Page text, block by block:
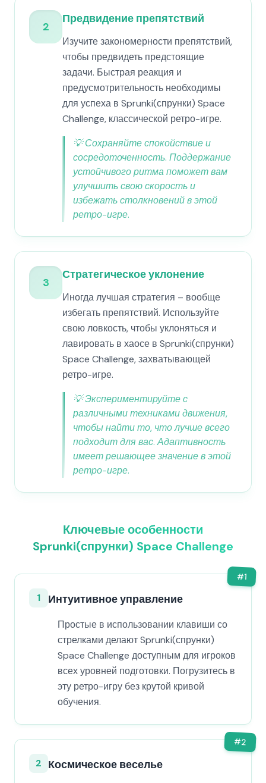
2
Предвидение препятствий
Изучите закономерности препятствий,
чтобы предвидеть предстоящие
задачи. Быстрая реакция и
предусмотрительность необходимы
для успеха в Sprunki(спрунки) Space
Challenge, классической ретро-игре.
💡Сохраняйте спокойствие и
сосредоточенность. Поддержание
устойчивого ритма поможет вам
улучшить свою скорость и
избежать столкновений в этой
ретро-игре.
3
Стратегическое уклонение
Иногда лучшая стратегия – вообще
избегать препятствий. Используйте
свою ловкость, чтобы уклоняться и
лавировать в хаосе в Sprunki(спрунки)
Space Challenge, захватывающей
ретро-игре.
💡Экспериментируйте с
различными техниками движения,
чтобы найти то, что лучше всего
подходит для вас. Адаптивность
имеет решающее значение в этой
ретро-игре.
Ключевые особенности
Sprunki(спрунки) Space Challenge
#1
1 Интуитивное управление
Простые в использовании клавиши со
стрелками делают Sprunki(спрунки)
Space Challenge доступным для игроков
всех уровней подготовки. Погрузитесь в
эту ретро-игру без крутой кривой
обучения.
#2
2 Космическое веселье